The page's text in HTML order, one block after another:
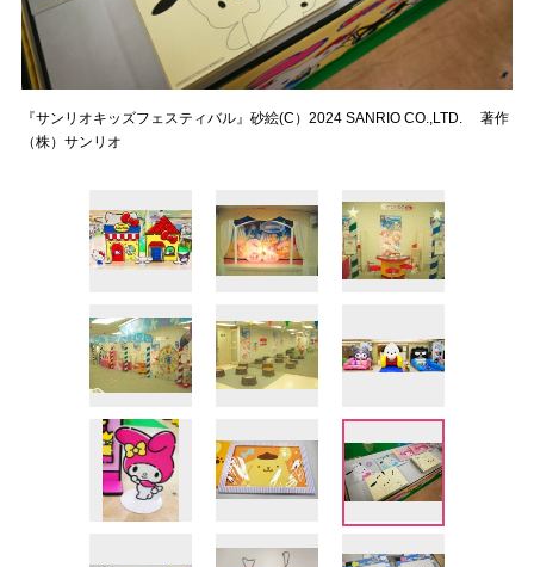
『サンリオキッズフェスティバル』砂絵(C）2024 SANRIO CO.,LTD. 著作
（株）サンリオ